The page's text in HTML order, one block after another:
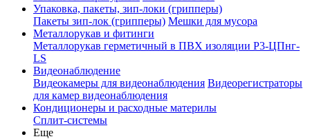
Упаковка, пакеты, зип-локи (грипперы)
Пакеты зип-лок (грипперы) Мешки для мусора
Металлорукав и фитинги
Металлорукав герметичный в ПВХ изоляции Р3-ЦПнг-
LS
Видеонаблюдение
Видеокамеры для видеонаблюдения Видеорегистраторы
для камер видеонаблюдения
Кондиционеры и расходные материлы
Сплит-системы
Еще